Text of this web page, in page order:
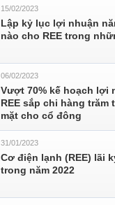
15/02/2023
Lập kỷ lục lợi nhuận
nào cho REE trong
06/02/2023
Vượt 70% kế hoạch lợi
REE sắp chi hàng trăm
mặt cho cổ đông
31/01/2023
Cơ điện lạnh (REE) lãi
trong năm 2022